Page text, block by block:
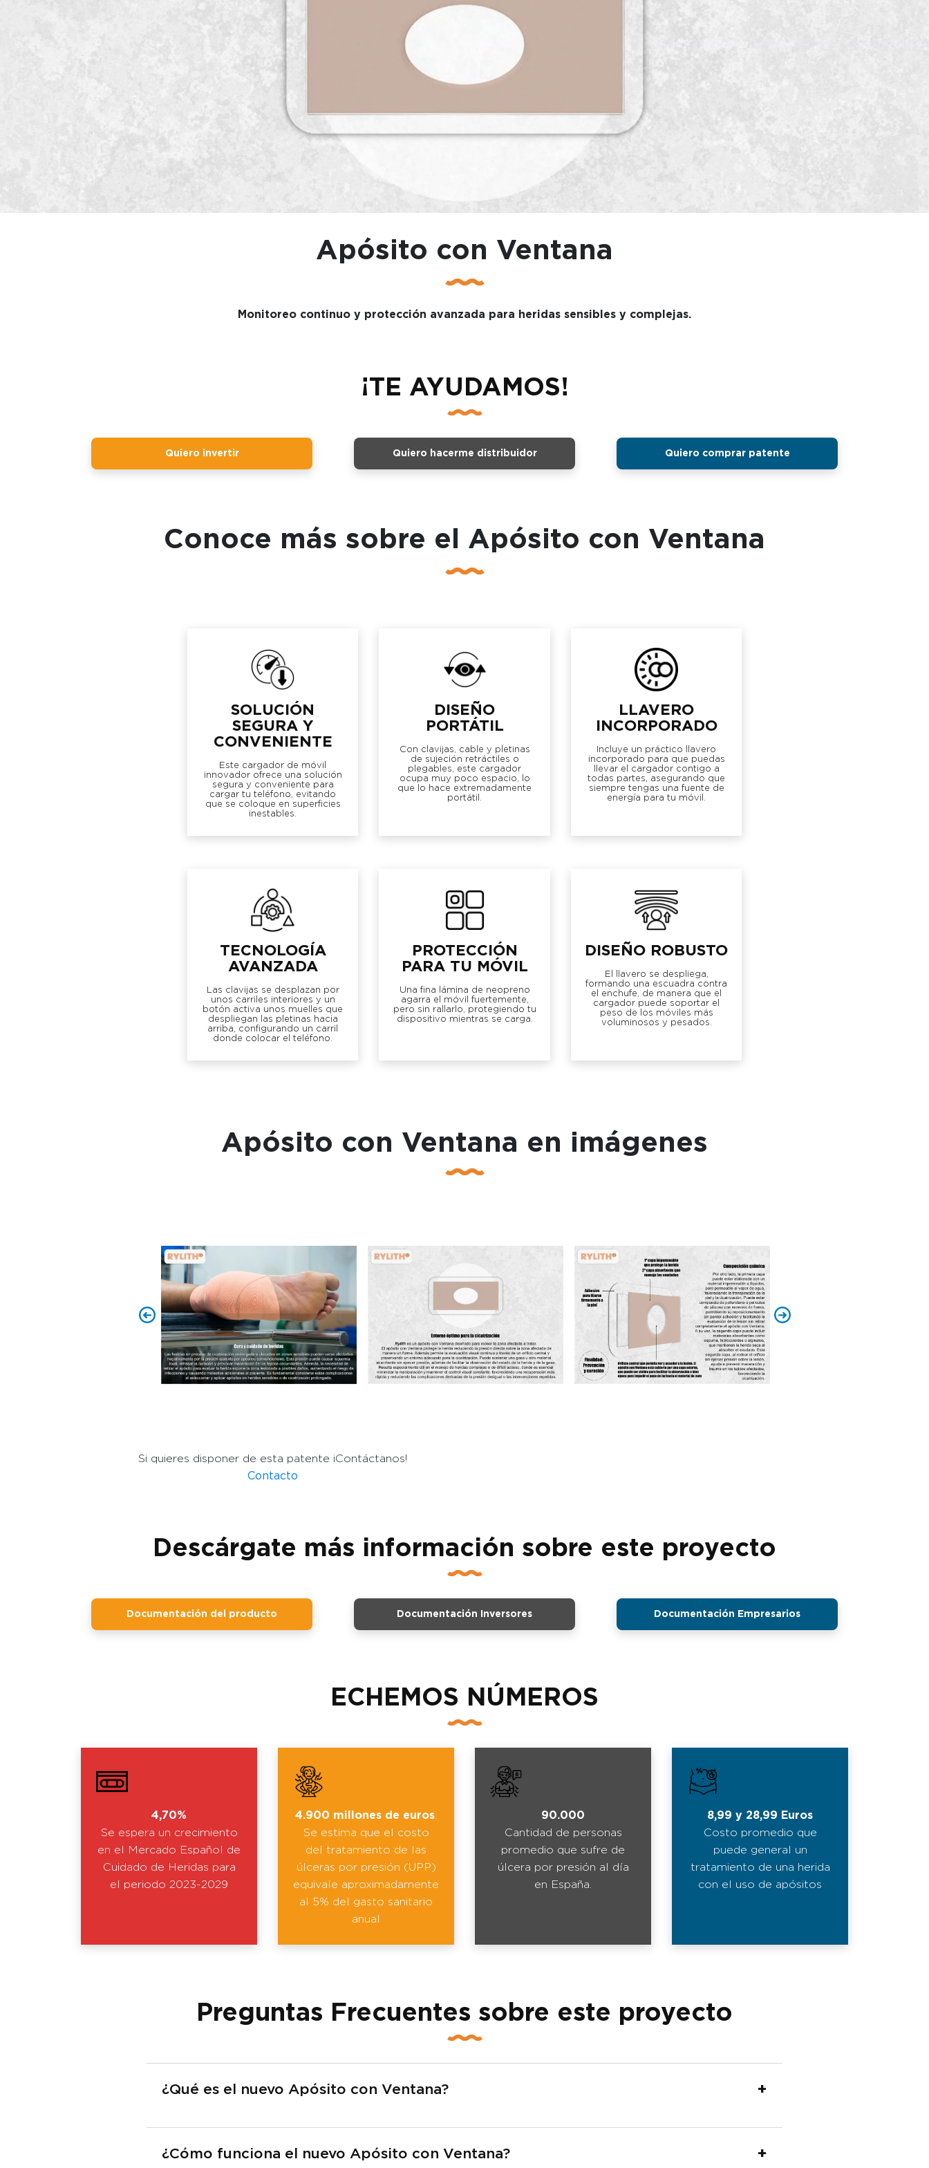
Apósito con Ventana
Monitoreo continuo y protección avanzada para heridas sensibles y complejas.
¡TE AYUDAMOS!
Quiero invertir Quiero hacerme distribuidor Quiero comprar patente
Conoce más sobre el Apósito con Ventana
SOLUCIÓN
SEGURA Y
CONVENIENTE
Este cargador de móvil
innovador ofrece una solución
segura y conveniente para
cargar tu teléfono, evitando
que se coloque en superficies
inestables.
DISEÑO
PORTÁTIL
Con clavijas, cable y pletinas
de sujeción retráctiles o
plegables, este cargador
ocupa muy poco espacio, lo
que lo hace extremadamente
portátil.
LLAVERO
INCORPORADO
Incluye un práctico llavero
incorporado para que puedas
llevar el cargador contigo a
todas partes, asegurando que
siempre tengas una fuente de
energía para tu móvil.
TECNOLOGÍA
AVANZADA
Las clavijas se desplazan por
unos carriles interiores y un
botón activa unos muelles que
despliegan las pletinas hacia
arriba, configurando un carril
donde colocar el teléfono.
PROTECCIÓN
PARA TU MÓVIL
Una fina lámina de neopreno
agarra el móvil fuertemente,
pero sin rallarlo, protegiendo tu
dispositivo mientras se carga.
DISEÑO ROBUSTO
El llavero se despliega,
formando una escuadra contra
el enchufe, de manera que el
cargador puede soportar el
peso de los móviles más
voluminosos y pesados.
Apósito con Ventana en imágenes
Si quieres disponer de esta patente ¡Contáctanos!
Contacto
Descárgate más información sobre este proyecto
Documentación del producto Documentación Inversores Documentación Empresarios
ECHEMOS NÚMEROS
4,70%
Se espera un crecimiento
en el Mercado Español de
Cuidado de Heridas para
el periodo 2023-2029
4.900 millones de euros.
Se estima que el costo
del tratamiento de las
úlceras por presión (UPP)
equivale aproximadamente
al 5% del gasto sanitario
anual
90.000
Cantidad de personas
promedio que sufre de
úlcera por presión al día
en España.
8,99 y 28,99 Euros
Costo promedio que
puede general un
tratamiento de una herida
con el uso de apósitos
Preguntas Frecuentes sobre este proyecto
¿Qué es el nuevo Apósito con Ventana?
¿Cómo funciona el nuevo Apósito con Ventana?